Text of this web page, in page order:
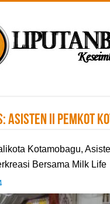
Asisten II Pemkot
Kotamobagu,
Bersama Milk Life